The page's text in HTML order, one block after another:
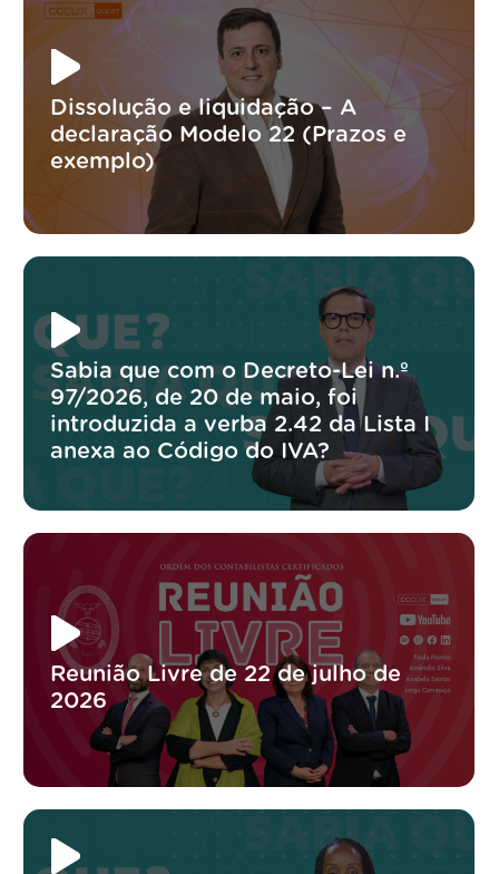
Dissolução e liquidação – A
declaração Modelo 22 (Prazos e
exemplo)
Sabia que com o Decreto-Lei n.º
97/2026, de 20 de maio, foi
introduzida a verba 2.42 da Lista I
anexa ao Código do IVA?
Reunião Livre de 22 de julho de
2026